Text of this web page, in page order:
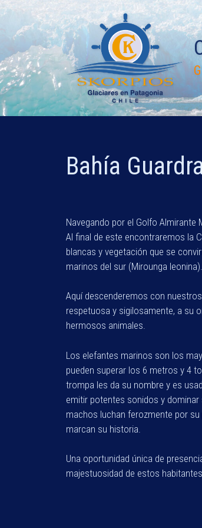
Saltar
contenido
Bahía
Navegando por el Golfo Almirante
Al final de este encontraremos la
blancas y vegetación que se
marinos del sur (Mirounga leonina).
Aquí descenderemos con
respetuosa y sigilosamente, a su
hermosos animales.
Los elefantes marinos son los
pueden superar los 6 metros y 4
trompa les da su nombre y es
emitir potentes sonidos y
machos luchan ferozmente por
marcan su historia.
Una oportunidad única de
majestuosidad de estos